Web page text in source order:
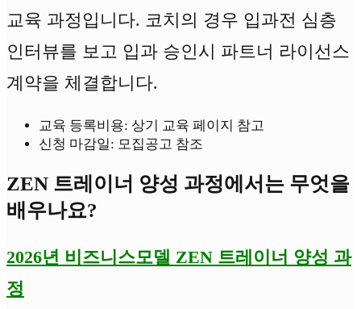
교육 과정입니다. 코치의 경우 입과전 심층
인터뷰를 보고 입과 승인시 파트너 라이선스
계약을 체결합니다.
교육 등록비용: 상기 교육 페이지 참고
신청 마감일: 모집공고 참조
ZEN 트레이너 양성 과정에서는 무엇을
배우나요?
2026년 비즈니스모델 ZEN 트레이너 양성 과
정